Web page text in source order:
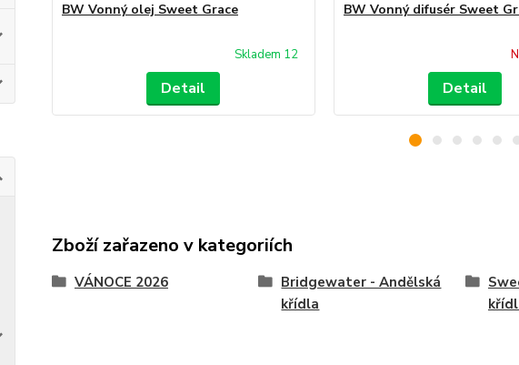
BW Vonný olej Sweet Grace
Skladem 12
Detail
BW Vonný difusér Sweet
Detail
Zboží zařazeno v kategoriích
VÁNOCE 2026
Bridgewater - Andělská
křídla